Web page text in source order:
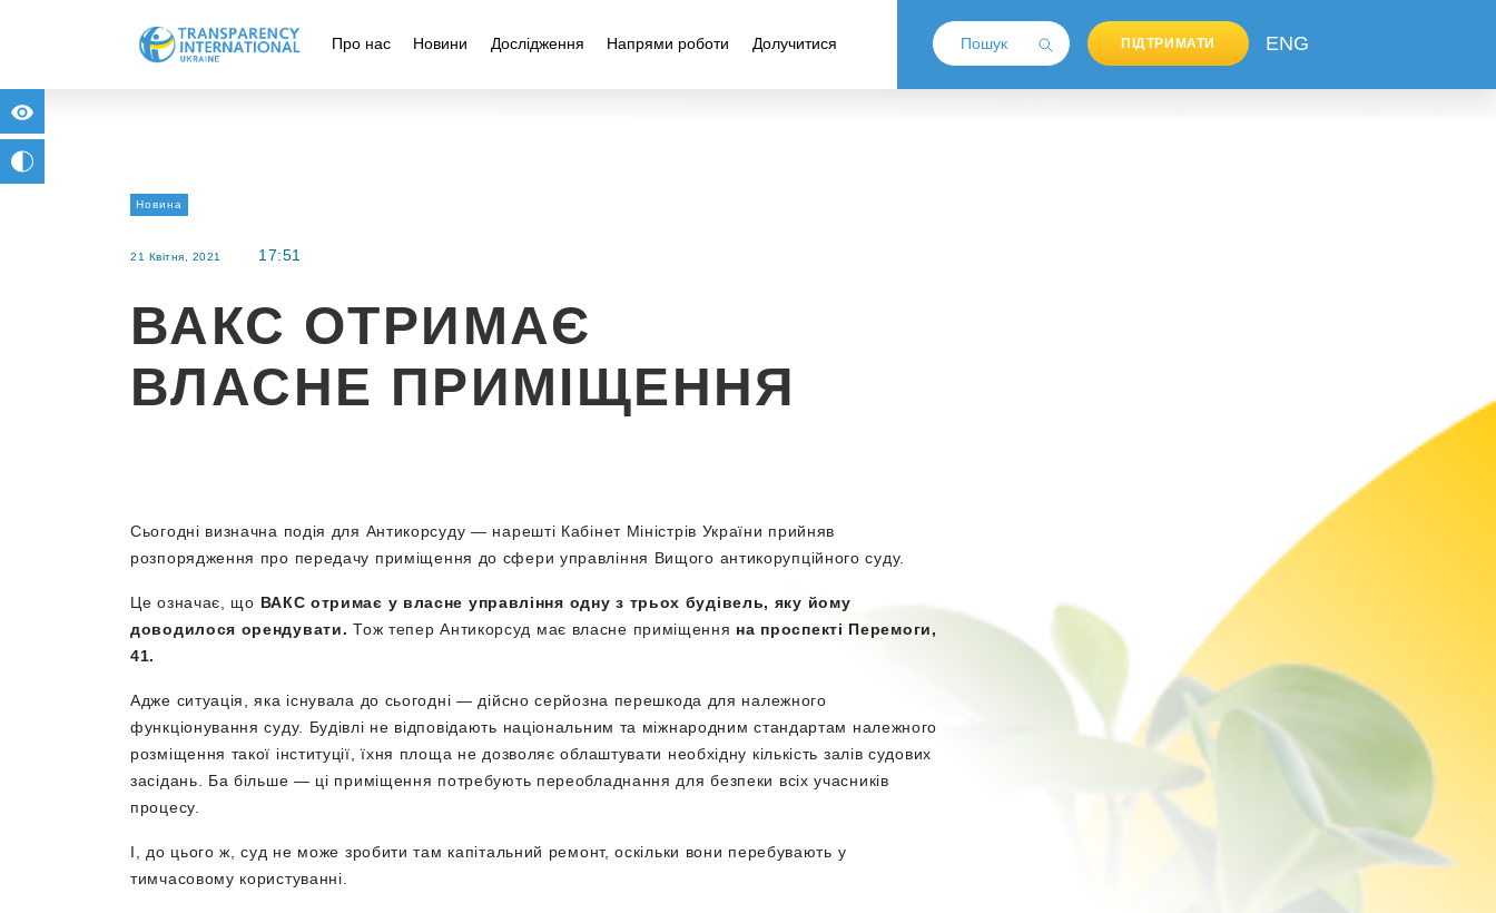
Про нас Новини Дослідження Напрями роботи Долучитися ПІДТРИМАТИ ENG
Новина
21 Квітня, 2021 17:51
ВАКС ОТРИМАЄ
ВЛАСНЕ ПРИМІЩЕННЯ
Сьогодні визначна подія для Антикорсуду — нарешті Кабінет Міністрів України прийняв
розпорядження про передачу приміщення до сфери управління Вищого антикорупційного суду.
Це означає, що ВАКС отримає у власне управління одну з трьох будівель, яку йому
доводилося орендувати. Тож тепер Антикорсуд має власне приміщення на проспекті Перемоги,
41.
Адже ситуація, яка існувала до сьогодні — дійсно серйозна перешкода для належного
функціонування суду. Будівлі не відповідають національним та міжнародним стандартам належного
розміщення такої інституції, їхня площа не дозволяє облаштувати необхідну кількість залів судових
засідань. Ба більше — ці приміщення потребують переобладнання для безпеки всіх учасників
процесу.
І, до цього ж, суд не може зробити там капітальний ремонт, оскільки вони перебувають у
тимчасовому користуванні.